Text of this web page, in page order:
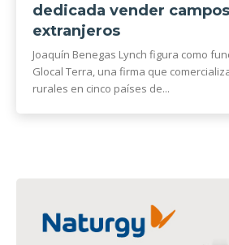
dedicada vender
extranjeros
Joaquín Benegas Lynch figura como
Glocal Terra, una firma que
rurales en cinco países de...